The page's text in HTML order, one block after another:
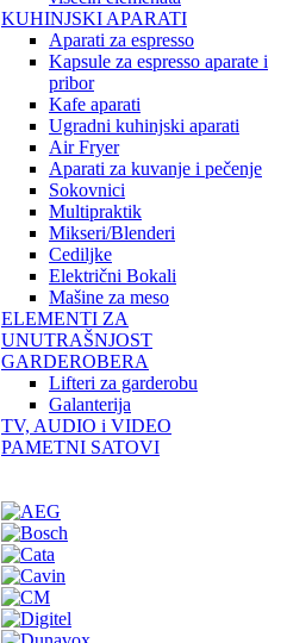
KUHINJSKI APARATI
Aparati za espresso
Kapsule za espresso aparate i
pribor
Kafe aparati
Ugradni kuhinjski aparati
Air Fryer
Aparati za kuvanje i pečenje
Sokovnici
Multipraktik
Mikseri/Blenderi
Cediljke
Električni Bokali
Mašine za meso
ELEMENTI ZA
UNUTRAŠNJOST
GARDEROBERA
Lifteri za garderobu
Galanterija
TV, AUDIO i VIDEO
PAMETNI SATOVI